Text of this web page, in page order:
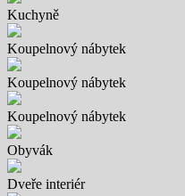
Kuchyně
Koupelnový nábytek
Koupelnový nábytek
Koupelnový nábytek
Obyvák
Dveře interiér